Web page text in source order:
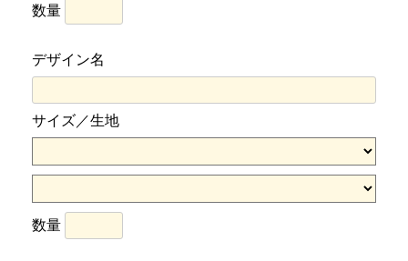
数量
デザイン名
サイズ／生地
数量